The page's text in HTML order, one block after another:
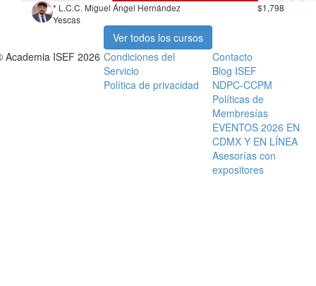
* L.C.C. Miguel Ángel Hernández
Yescas
$1,798
Ver todos los cursos
Academia ISEF 2026 Condiciones del
Servicio
Política de privacidad
Contacto
Blog ISEF
NDPC-CCPM
Políticas de
Membresías
EVENTOS 2026 EN
CDMX Y EN LÍNEA
Asesorías con
expositores